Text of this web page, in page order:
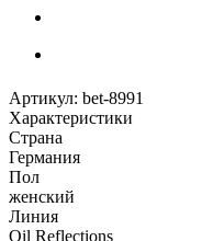
Артикул: bet-8991
Характеристики
Страна
Германия
Пол
женский
Линия
Oil Reflections